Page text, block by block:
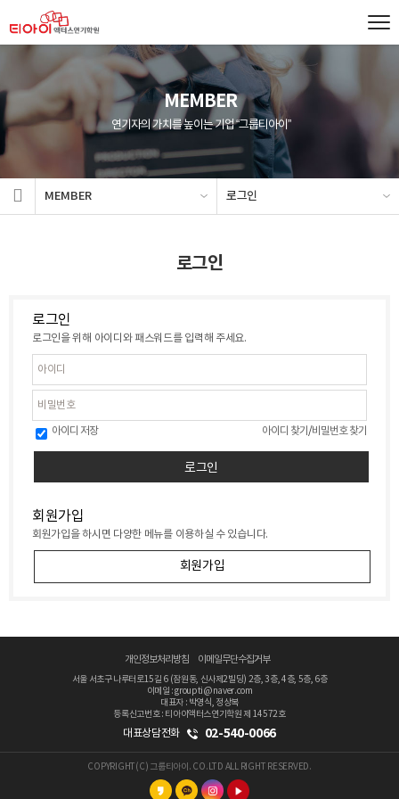
MEMBER
연기자의 가치를 높이는 기업 “그룹티아이”
MEMBER 로그인
로그인
로그인
로그인을 위해 아이디와 패스워드를 입력해 주세요.
아이디 저장 아이디 찾기/비밀번호 찾기
회원가입
회원가입을 하시면 다양한 메뉴를 이용하실 수 있습니다.
회원가입
개인정보처리방침 이메일무단수집거부
서울 서초구 나루터로15길 6 (잠원동, 신사제2빌딩) 2층, 3층, 4층, 5층, 6층
이메일 : groupti@naver.com
대표자 : 박영식, 정상복
등록신고번호 : 티아이액터스연기학원 제 14572호
대표상담전화 02-540-0066
COPYRIGHT(C) 그룹티아이. CO.LTD ALL RIGHT RESERVED.